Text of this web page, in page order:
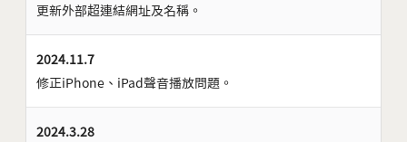
更新外部超連結網址及名稱。
2024.11.7
修正iPhone、iPad聲音播放問題。
2024.3.28